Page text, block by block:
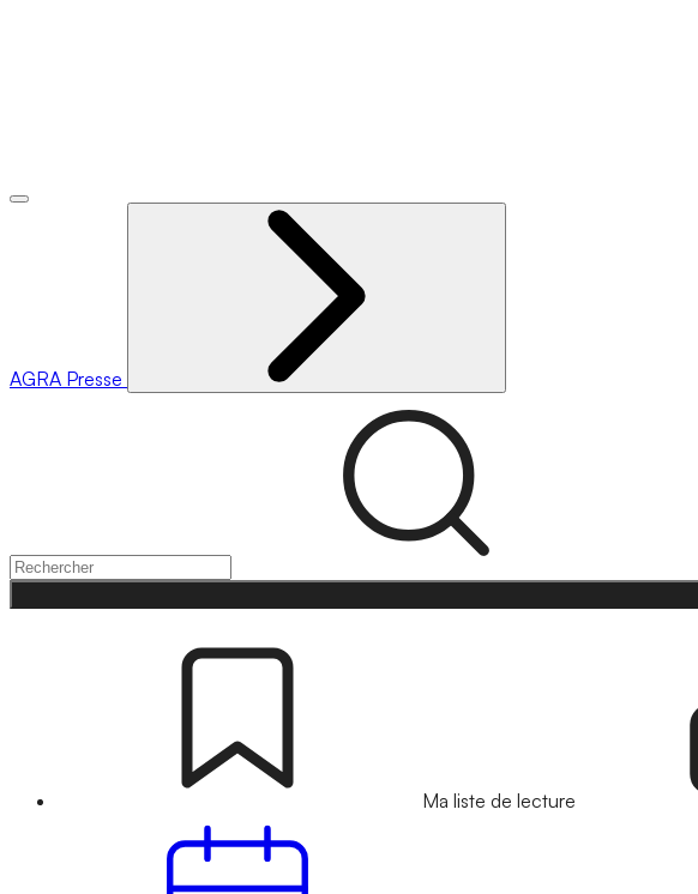
AGRA Presse
Ma liste de lecture